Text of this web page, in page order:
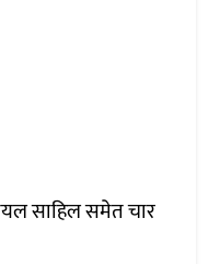
साहिल समेत चार